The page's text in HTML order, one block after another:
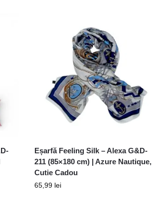
Eșarfă Feeling Silk – Alexa G&D-
211 (85×180 cm) | Azure Nautique,
Cutie Cadou
65,99 lei